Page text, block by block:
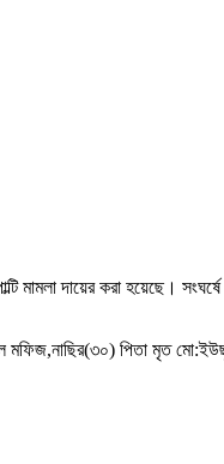
মামলা দায়ের করা হয়েছে।
পিতা মৃত